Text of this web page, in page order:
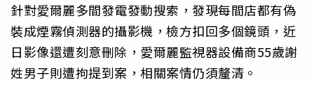
針對愛爾麗多間發電發動搜索，發現每間店都有偽
裝成煙霧偵測器的攝影機，檢方扣回多個鏡頭，近
日影像還遭刻意刪除，愛爾麗監視器設備商55歲謝
姓男子則遭拘提到案，相關案情仍須釐清。